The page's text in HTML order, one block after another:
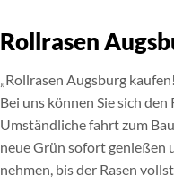
Rollrasen
„Rollrasen Augsburg
Bei uns können Sie sich
Umständliche fahrt zum
neue Grün sofort genießen
nehmen, bis der Rasen